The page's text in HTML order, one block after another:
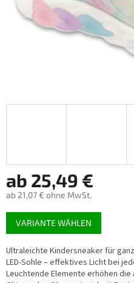
ab 25,49 €
ab 21,07 € ohne MwSt.
Verkaufspreis:
VARIANTE WÄHLEN
Ultraleichte Kindersneaker für
LED-Sohle – effektives Licht bei
Leuchtende Elemente erhöhen